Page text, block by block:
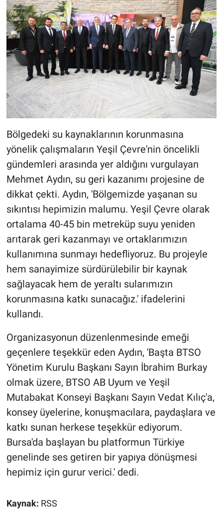
Bölgedeki su kaynaklarının korunmasına
yönelik çalışmaların Yeşil Çevre'nin öncelikli
gündemleri arasında yer aldığını vurgulayan
Mehmet Aydın, su geri kazanımı projesine de
dikkat çekti. Aydın, 'Bölgemizde yaşanan su
sıkıntısı hepimizin malumu. Yeşil Çevre olarak
ortalama 40-45 bin metreküp suyu yeniden
arıtarak geri kazanmayı ve ortaklarımızın
kullanımına sunmayı hedefliyoruz. Bu projeyle
hem sanayimize sürdürülebilir bir kaynak
sağlayacak hem de yeraltı sularımızın
korunmasına katkı sunacağız.' ifadelerini
kullandı.
Organizasyonun düzenlenmesinde emeği
geçenlere teşekkür eden Aydın, 'Başta BTSO
Yönetim Kurulu Başkanı Sayın İbrahim Burkay
olmak üzere, BTSO AB Uyum ve Yeşil
Mutabakat Konseyi Başkanı Sayın Vedat Kılıç'a,
konsey üyelerine, konuşmacılara, paydaşlara ve
katkı sunan herkese teşekkür ediyorum.
Bursa'da başlayan bu platformun Türkiye
genelinde ses getiren bir yapıya dönüşmesi
hepimiz için gurur verici.' dedi.
Kaynak: RSS